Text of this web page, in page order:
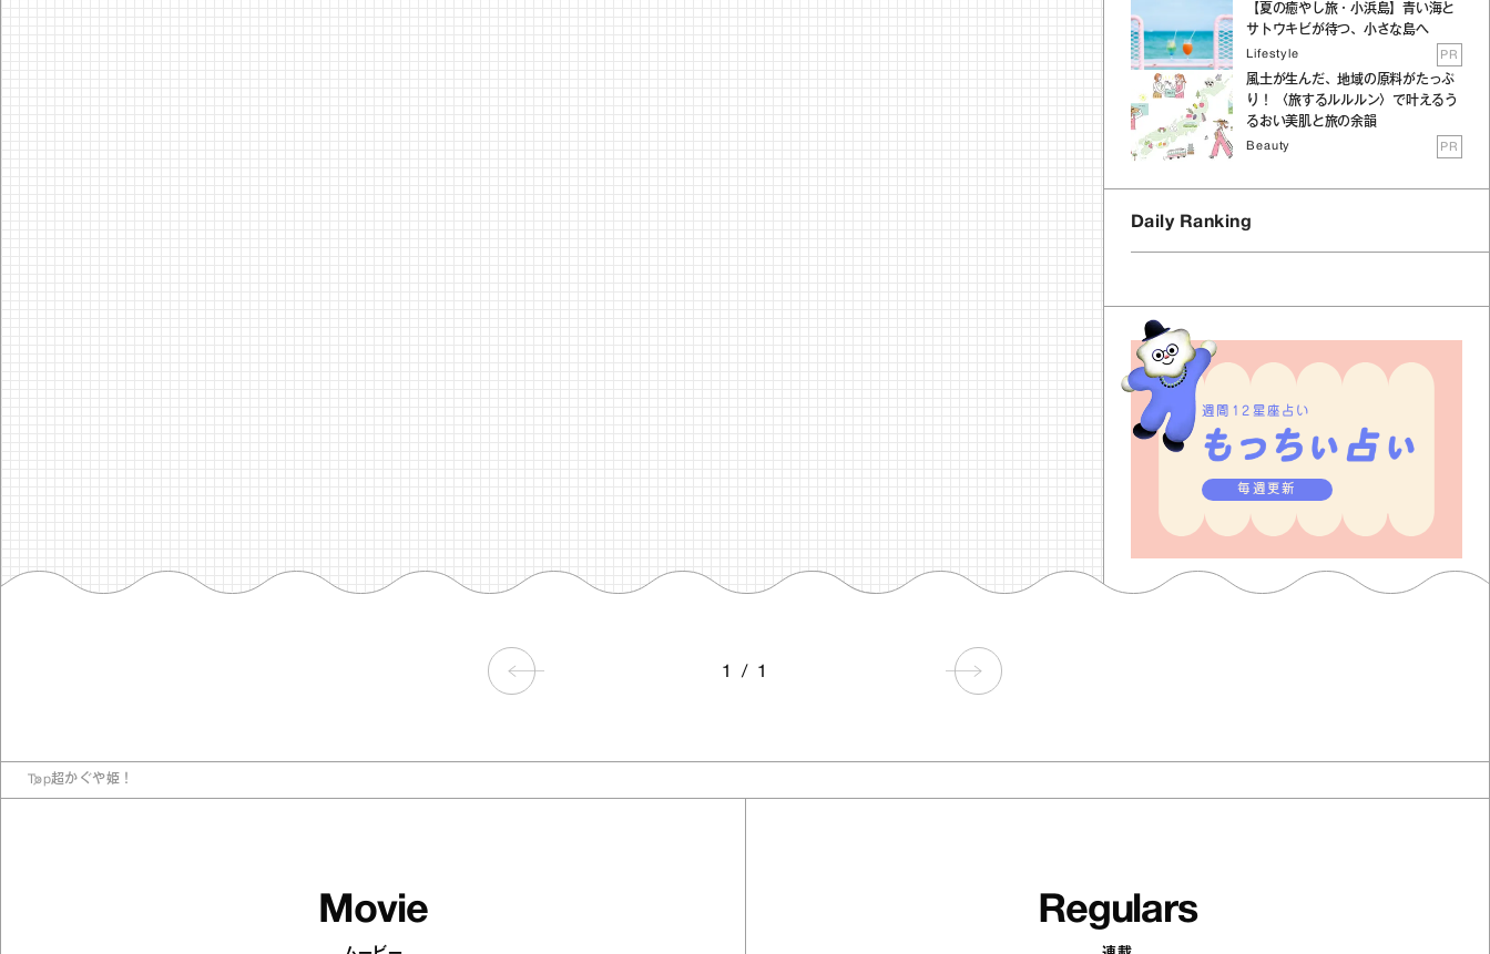
【夏の癒やし旅・小浜島】青い海と
サトウキビが待つ、小さな島へ
Lifestyle PR
風土が生んだ、地域の原料がたっぷ
り！ 〈旅するルルルン〉で叶えるう
るおい美肌と旅の余韻
Beauty PR
Daily Ranking
週間12星座占い
毎週更新
1 / 1
Top超かぐや姫！
Movie Regulars